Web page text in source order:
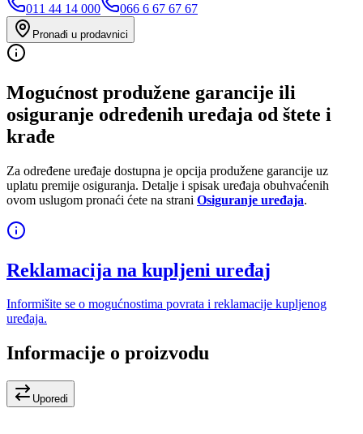
011 44 14 000
066 6 67 67 67
Pronađi u prodavnici
Mogućnost produžene garancije ili
osiguranje određenih uređaja od štete i
krađe
Za određene uređaje dostupna je opcija produžene garancije uz
uplatu premije osiguranja. Detalje i spisak uređaja obuhvaćenih
ovom uslugom pronaći ćete na strani Osiguranje uređaja.
Reklamacija na kupljeni uređaj
Informišite se o mogućnostima povrata i reklamacije kupljenog
uređaja.
Informacije o proizvodu
Uporedi